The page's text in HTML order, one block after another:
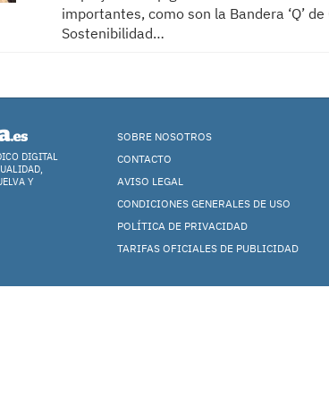
importantes, como son la Bandera ‘Q’ de
Sostenibilidad…
DIGITAL
Y
SOBRE NOSOTROS
CONTACTO
AVISO LEGAL
CONDICIONES GENERALES DE USO
POLÍTICA DE PRIVACIDAD
TARIFAS OFICIALES DE PUBLICIDAD